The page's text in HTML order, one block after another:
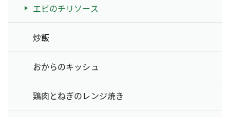
エビのチリソース
炒飯
おからのキッシュ
鶏肉とねぎのレンジ焼き